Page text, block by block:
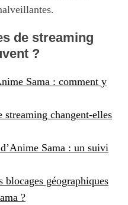
de streaming
?
Sama : comment y
streaming changent-elles
Sama : un suivi
géographiques
?